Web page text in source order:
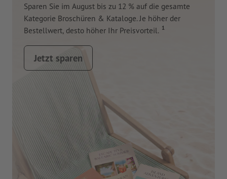
Sparen Sie im August bis zu 12 % auf die gesamte
Kategorie Broschüren & Kataloge. Je höher der
Bestellwert, desto höher Ihr Preisvorteil. 1
Jetzt sparen